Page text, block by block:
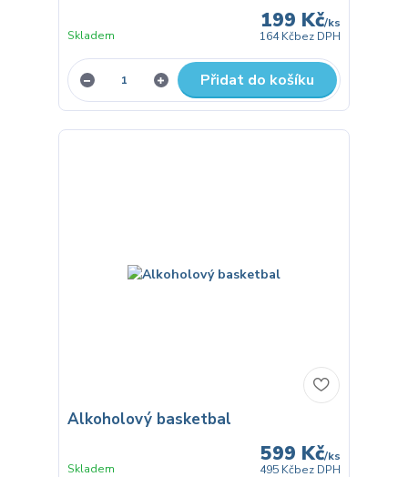
199 Kč/ks
164 Kčbez DPH
Skladem
Přidat do košíku
Alkoholový basketbal
599 Kč/ks
495 Kčbez DPH
Skladem